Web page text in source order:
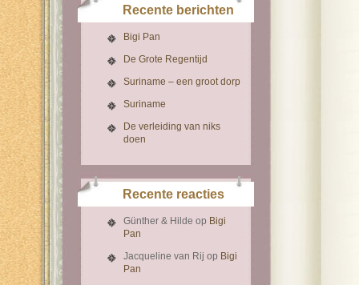
Recente berichten
Bigi Pan
De Grote Regentijd
Suriname – een groot dorp
Suriname
De verleiding van niks
doen
Recente reacties
Günther & Hilde op Bigi
Pan
Jacqueline van Rij op Bigi
Pan